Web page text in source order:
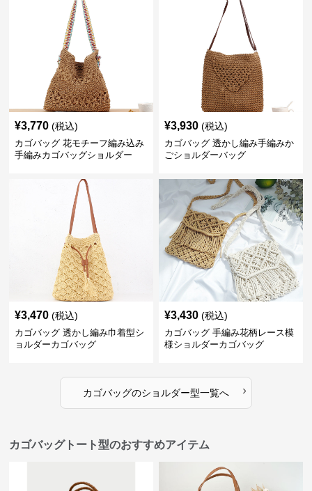
¥3,770 (税込)
カゴバッグ 花モチーフ編み込み
手編みカゴバッグショルダー
¥3,930 (税込)
カゴバッグ 透かし編み手編みか
ごショルダーバッグ
¥3,470 (税込)
カゴバッグ 透かし編み巾着型シ
ョルダーカゴバッグ
¥3,430 (税込)
カゴバッグ 手編み花柄レース模
様ショルダーカゴバッグ
カゴバッグのショルダー型一覧へ ›
カゴバッグトート型のおすすめアイテム